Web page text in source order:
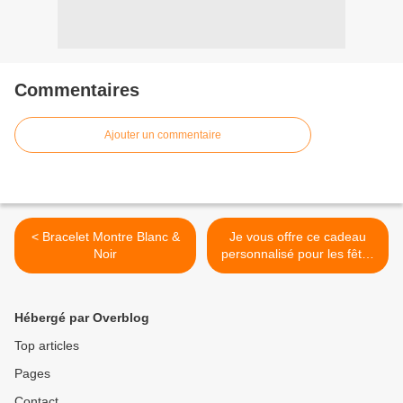
Commentaires
Ajouter un commentaire
< Bracelet Montre Blanc &
Noir
Je vous offre ce cadeau
personnalisé pour les fêtes
>
Hébergé par Overblog
Top articles
Pages